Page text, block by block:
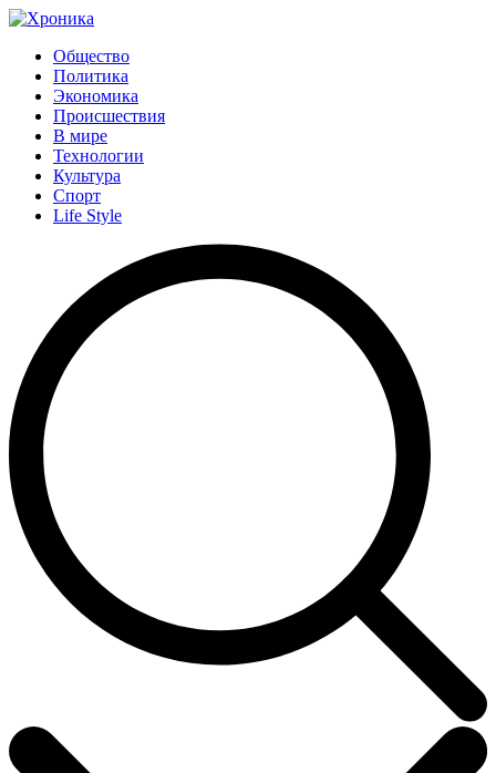
Общество
Политика
Экономика
Происшествия
В мире
Технологии
Культура
Спорт
Life Style